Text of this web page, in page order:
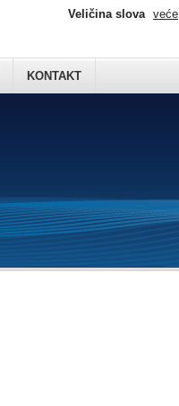
KONTAKT
Veličina slova veće